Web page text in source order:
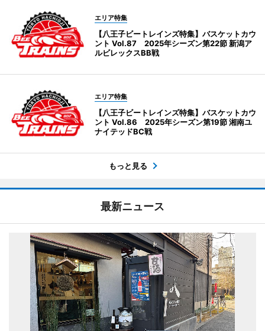
エリア特集
【八王子ビートレインズ特集】バスケットカウ
ント Vol.87 2025年シーズン第22節 新潟ア
ルビレックスBB戦
エリア特集
【八王子ビートレインズ特集】バスケットカウ
ント Vol.86 2025年シーズン第19節 湘南ユ
ナイテッドBC戦
もっと見る
最新ニュース